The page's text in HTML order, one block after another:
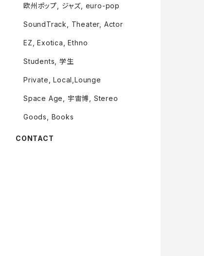
欧州ポップ, ジャズ, euro-pop
SoundTrack, Theater, Actor
EZ, Exotica, Ethno
Students, 学生
Private, Local,Lounge
Space Age, 宇宙博, Stereo
Goods, Books
CONTACT